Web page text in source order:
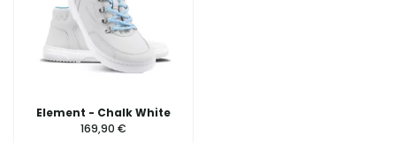
Element - Chalk White
169,90 €